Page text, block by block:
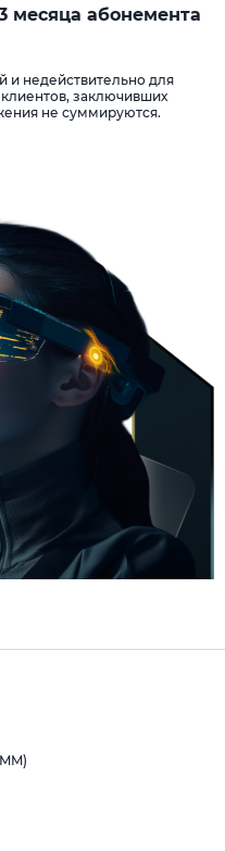
месяца абонемента
и недействительно для
заключивших
не суммируются.